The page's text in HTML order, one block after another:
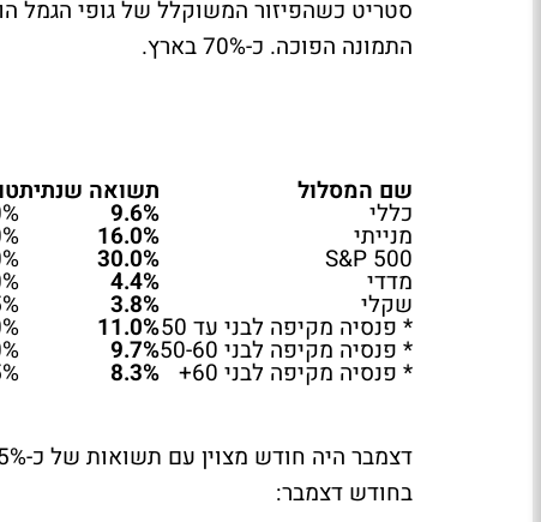
התמונה הפוכה. כ-70% בארץ.
שם המסלול תשואה שנתית
כללי 9.6%
מנייתי 16.0%
500
S&P
30.0%
מדדי 4.4%
שקלי 3.8%
* פנסיה מקיפה לבני עד 50 11.0%
* פנסיה מקיפה לבני 50-60 9.7%
* פנסיה מקיפה לבני 60+ 8.3%
בחודש דצמבר: